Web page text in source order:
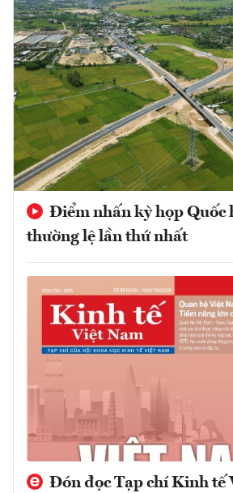
Điểm nhấn kỳ họp Quốc
thường lệ lần thứ nhất
Đón đọc Tạp chí Kinh tế